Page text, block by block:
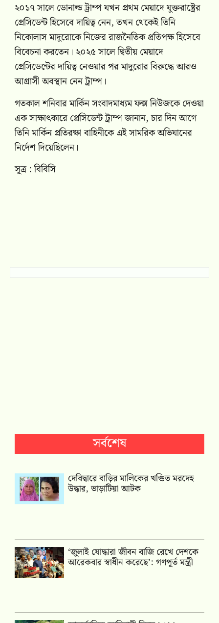
২০১৭ সালে ডোনাল্ড ট্রাম্প যখন প্রথম মেয়াদে যুক্তরাষ্ট্রের
প্রেসিডেন্ট হিসেবে দায়িত্ব নেন, তখন থেকেই তিনি
নিকোলাস মাদুরোকে নিজের রাজনৈতিক প্রতিপক্ষ হিসেবে
বিবেচনা করতেন। ২০২৫ সালে দ্বিতীয় মেয়াদে
প্রেসিডেন্টের দায়িত্ব নেওয়ার পর মাদুরোর বিরুদ্ধে আরও
আগ্রাসী অবস্থান নেন ট্রাম্প।
গতকাল শনিবার মার্কিন সংবাদমাধ্যম ফক্স নিউজকে দেওয়া
এক সাক্ষাৎকারে প্রেসিডেন্ট ট্রাম্প জানান, চার দিন আগে
তিনি মার্কিন প্রতিরক্ষা বাহিনীকে এই সামরিক অভিযানের
নির্দেশ দিয়েছিলেন।
সূত্র : বিবিসি
সর্বশেষ
দেবিদ্বারে বাড়ির মালিকের খণ্ডিত মরদেহ
উদ্ধার, ভাড়াটিয়া আটক
‘জুলাই যোদ্ধারা জীবন বাজি রেখে দেশকে
আরেকবার স্বাধীন করেছে’: গণপূর্ত মন্ত্রী